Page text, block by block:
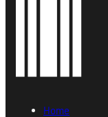
Home